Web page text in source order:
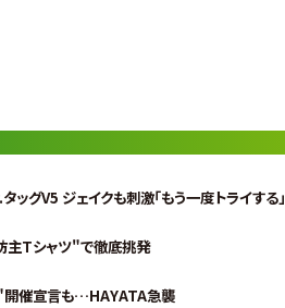
グV5 ジェイクも刺激「もう一度トライする」
主Tシャツ"で徹底挑発
"開催宣言も…HAYATA急襲